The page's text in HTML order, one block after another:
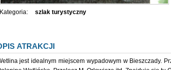
Kategoria: szlak turystyczny
ATRAKCJI
jest idealnym miejscem wypadowym w Bieszczady.